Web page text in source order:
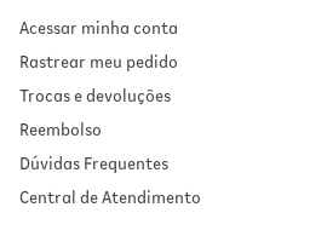
Acessar minha conta
Rastrear meu pedido
Trocas e devoluções
Reembolso
Dúvidas Frequentes
Central de Atendimento